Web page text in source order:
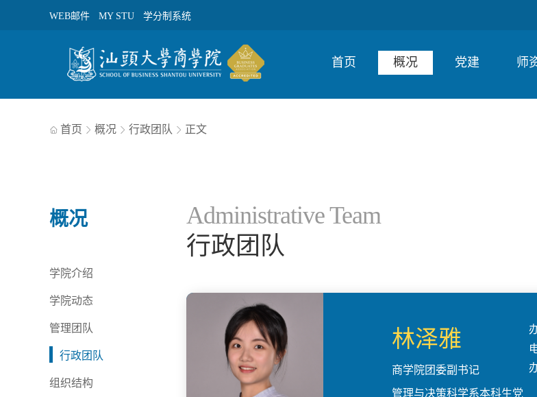
WEB邮件 MY STU 学分制系统
首页 概况 党建 师
 首页  概况  行政团队  正文
概况
学院介绍
学院动态
管理团队
行政团队
组织结构
Administrative Team
行政团队
林泽雅
商学院团委副书记
管理与决策科学系本科生党